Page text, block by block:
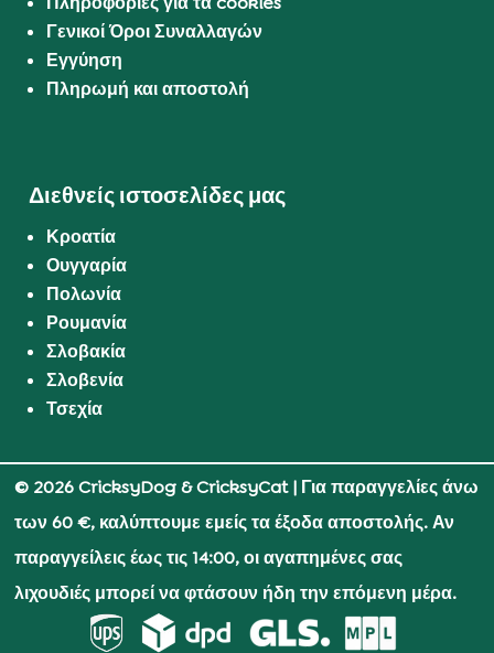
Γενικοί Όροι Συναλλαγών
Εγγύηση
Πληρωμή και αποστολή
Διεθνείς ιστοσελίδες μας
Κροατία
Ουγγαρία
Πολωνία
Ρουμανία
Σλοβακία
Σλοβενία
Τσεχία
© 2026 CricksyDog & CricksyCat| Για παραγγελίες άνω
των 60 €, καλύπτουμε εμείς τα έξοδα αποστολής. Αν
παραγγείλεις έως τις 14:00, οι αγαπημένες σας
λιχουδιές μπορεί να φτάσουν ήδη την επόμενη μέρα.